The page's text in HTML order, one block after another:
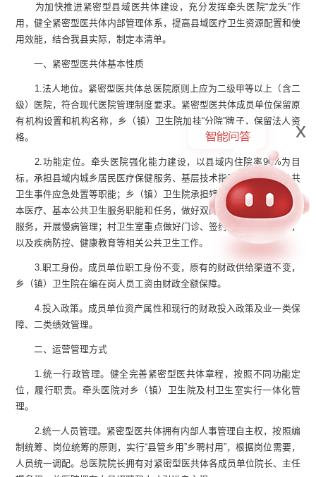
为加快推进紧密型县域医共体建设，充分发挥牵头医院“龙头”作
用，健全紧密型医共体内部管理体系，提高县域医疗卫生资源配置和使
用效能，结合我县实际，制定本清单。
一、紧密型医共体基本性质
1.法人地位。紧密型医共体总 医院原则上应为二级甲等以上（含二
级）医院，符合现代医院管理制度要求。紧密型医共体成员单位保留原
有机构设置和机构名称，乡（镇）卫生院加挂“分院”牌子，保留法人资
格。
2.功能定位。牵头医院强化能力建设，以县域内住院率90%为目
标，承担县域内城乡居民医疗保健服务、基层技术指导帮扶、突发公共
卫生事件应急处置等职能；乡（镇）卫生院承担辖区内常见病多发病基
本医疗、基本公共卫生服务职能和任务，做好双向转诊和下转病人康复
服务，开展慢病管理；村卫生室重点做好门诊、签约服务和健康管理，
以及疾病防控、健康教育等相关公共卫生工作。
3.职工身份。成员单位职工身份不变，原有的财政供给渠道不变，
乡（镇）卫生院在编在岗人员工资由财政全额保障。
4.投入政策。成员单位资产属性和现行的财政投入政策及业一类保
障、二类绩效管理。
二、运营管理方式
1.统一行政管理。健全完善紧密型医共体章程，按照不同功能定
位，履行职责。牵头医院对乡（镇）卫生院及村卫生室实行一体化管
理。
2.统一人员管理。紧密型医共体拥有内部人事管理自主权，按照编
制统筹、岗位统筹的原则，实行“县管乡用”乡聘村用”，根据岗位需要，
人员统一调配。总医院院长拥有对紧密型医共体各成员单位院长、主任
x